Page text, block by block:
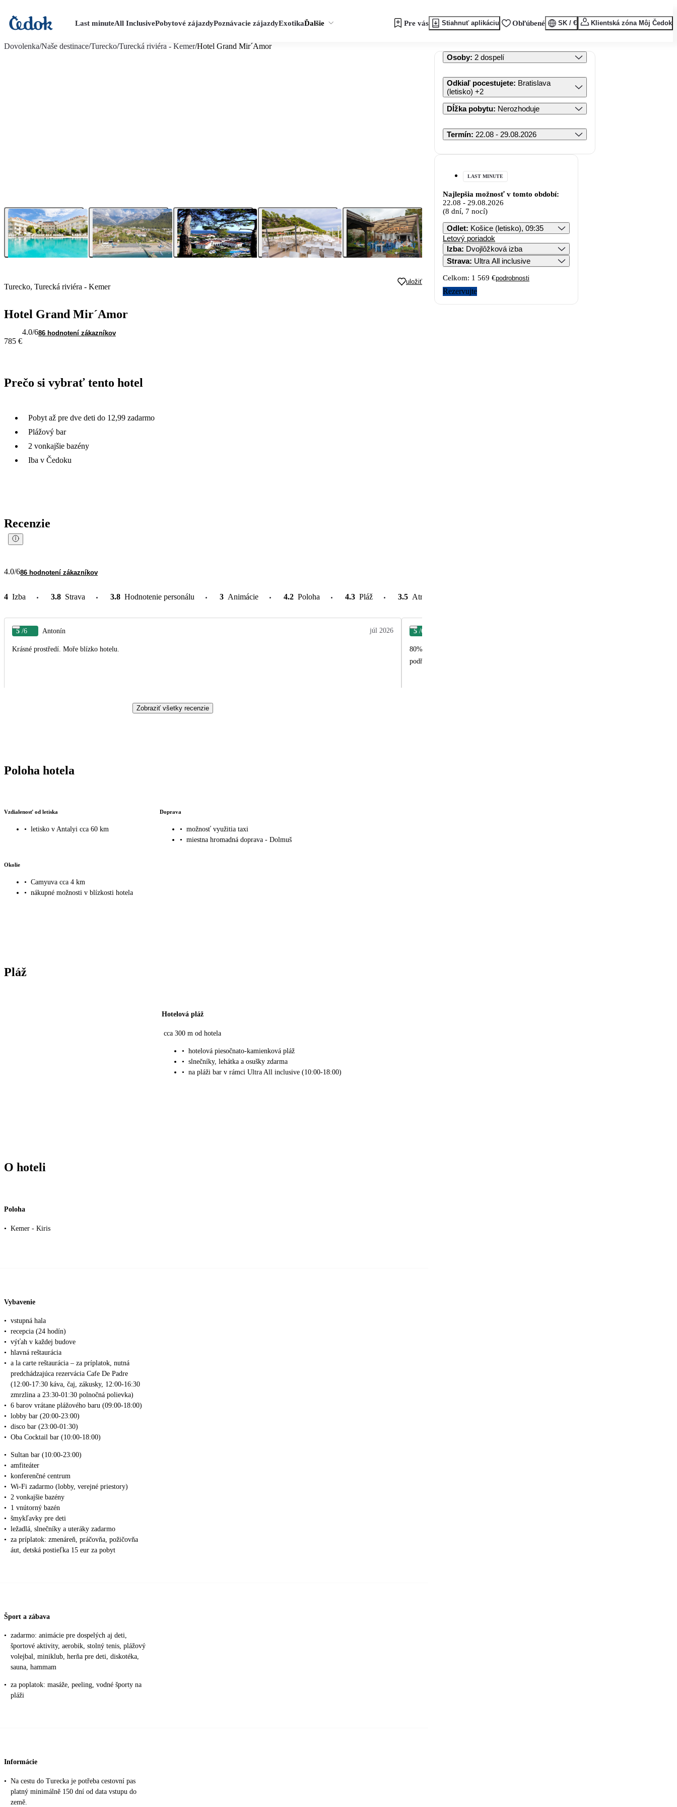
Last minuteAll InclusivePobytové zájazdyPoznávacie zájazdyExotikaĎalšie Pre vás Stiahnuť aplikáciu Obľúbené SK / € Klientská zóna Môj Čedok
Dovolenka/Naše destinace/Turecko/Turecká riviéra - Kemer/Hotel Grand Mir´Amor
Turecko, Turecká riviéra - Kemer
uložiť
Hotel Grand Mir´Amor
4.0/686 hodnotení zákazníkov
785 €
Prečo si vybrať tento hotel
Pobyt až pre dve deti do 12,99 zadarmo
Plážový bar
2 vonkajšie bazény
Iba v Čedoku
Recenzie
4.0/686 hodnotení zákazníkov
4 Izba 3.8 Strava 3.8 Hodnotenie personálu 3 Animácie 4.2 Poloha 4.3 Pláž 3.5 Atrakcie v okolí
5 /6 Antonín júl 2026
Krásné prostředí. Moře blízko hotelu.
5 /6
80% rusky mluvící klienteli. Pro klienty starších ročníků, při ruských písních naskakuje husí
podřizuje ruské klientele. Jinak hotel a poloha super. Výlety a delagáti super.
Zobraziť všetky recenzie
Poloha hotela
Vzdialenosť od letiska
• letisko v Antalyi cca 60 km
Doprava
• možnosť využitia taxi
• miestna hromadná doprava - Dolmuš
Okolie
• Camyuva cca 4 km
• nákupné možnosti v blízkosti hotela
Pláž
Hotelová pláž
cca 300 m od hotela
• hotelová piesočnato-kamienková pláž
• slnečníky, lehátka a osušky zdarma
• na pláži bar v rámci Ultra All inclusive (10:00-18:00)
O hoteli
Poloha
• Kemer - Kiris
Vybavenie
• vstupná hala
• recepcia (24 hodín)
• výťah v každej budove
• hlavná reštaurácia
• a la carte reštaurácia – za príplatok, nutná
predchádzajúca rezervácia Cafe De Padre
(12:00-17:30 káva, čaj, zákusky, 12:00-16:30
zmrzlina a 23:30-01:30 polnočná polievka)
• 6 barov vrátane plážového baru (09:00-18:00)
• lobby bar (20:00-23:00)
• disco bar (23:00-01:30)
• Oba Cocktail bar (10:00-18:00)
•
Sultan bar (10:00-23:00)
• amfiteáter
• konferenčné centrum
• Wi-Fi zadarmo (lobby, verejné priestory)
• 2 vonkajšie bazény
•
1 vnútorný bazén
• šmykľavky pre deti
• ležadlá, slnečníky a uteráky zadarmo
• za príplatok: zmenáreň, práčovňa, požičovňa
áut, detská postieľka 15 eur za pobyt
Šport a zábava
• zadarmo: animácie pre dospelých aj deti,
športové aktivity, aerobik, stolný tenis, plážový
volejbal, miniklub, herňa pre deti, diskotéka,
sauna, hammam
• za poplatok: masáže, peeling, vodné športy na
pláži
Informácie
• Na cestu do Turecka je potřeba cestovní pas
platný minimálně 150 dní od data vstupu do
země.
Osoby: 2 dospelí
Odkiaľ pocestujete: Bratislava
(letisko) +2
Dĺžka pobytu: Nerozhoduje
Termín: 22.08 - 29.08.2026
LAST MINUTE
Najlepšia možnosť v tomto období:
22.08 - 29.08.2026
(8 dní, 7 nocí)
Odlet: Košice (letisko), 09:35
Letový poriadok
Izba: Dvojlôžková izba
Strava: Ultra All inclusive
Celkom: 1 569 €podrobnosti
Rezervujte